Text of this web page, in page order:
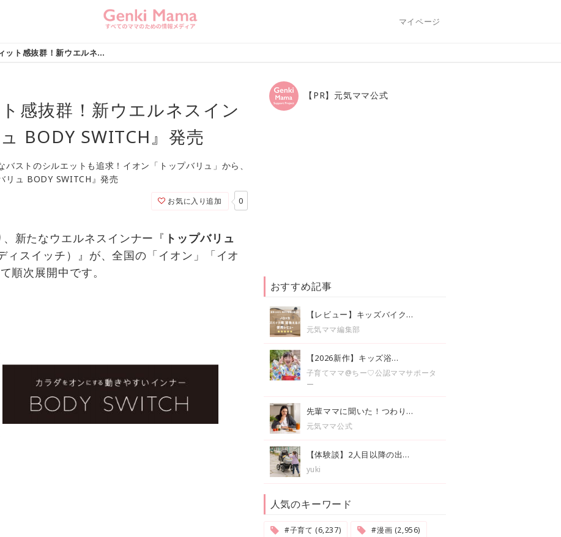
マイページ
動きやすくフィット感抜群！新ウエルネスインナー『トップバリュ BODY SWITCH』発売
感抜群！新ウエルネスイン
BODY SWITCH』発売
ストのシルエットも追求！イオン「トップバリュ」から、
リュ BODY SWITCH』発売
お気に入り追加 0
新たなウエルネスインナー『 トップバリュ
ィスイッチ）』が、全国の「イオン」「イオ
順次展開中です。
【PR】元気ママ公式
おすすめ記事
【レビュー】キッズバイク...
元気ママ編集部
【2026新作】キッズ浴...
子育てママ@ちー♡公認ママサポータ
ー
先輩ママに聞いた！つわり...
元気ママ公式
【体験談】2人目以降の出...
yuki
人気のキーワード
#子育て (6,237)
#漫画 (2,956)